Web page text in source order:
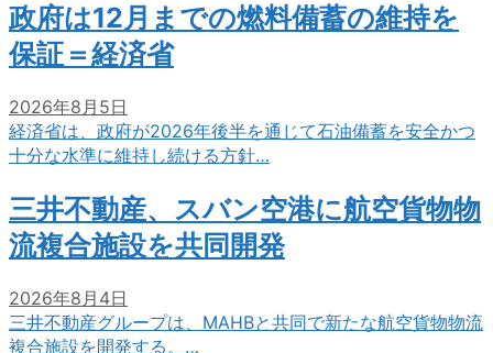
政府は12月までの燃料備蓄の維持を
保証＝経済省
2026年8月5日
経済省は、政府が2026年後半を通じて石油備蓄を安全かつ
十分な水準に維持し続ける方針…
三井不動産、スバン空港に航空貨物物
流複合施設を共同開発
2026年8月4日
三井不動産グループは、MAHBと共同で新たな航空貨物物流
複合施設を開発する。…